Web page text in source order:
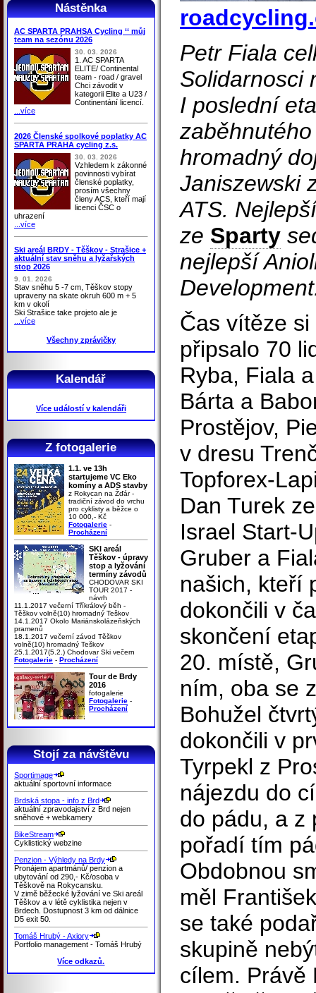
Nástěnka
AC SPARTA PRAHSA Cycling ‘‘ můj
team na sezónu 2026
30. 03. 2026
1. AC SPARTA
ELITE/ Continental
team - road / gravel
Chci závodit v
kategorii Elite a U23 /
Continentání licencí.
...více
2026 Členské spolkové poplatky AC
SPARTA PRAHA cycling z.s.
30. 03. 2026
Vzhledem k zákonné
povinnosti vybírat
členské poplatky,
prosím všechny
členy ACS, kteří mají
licenci ČSC o
uhrazení
...více
Ski areál BRDY - Těškov - Strašice +
aktuální stav sněhu a lyžařských
stop 2026
9. 01. 2026
Stav sněhu 5 -7 cm, Těškov stopy
upraveny na skate okruh 600 m + 5
km v okolí
Ski Strašice take projeto ale je
...více
Všechny zprávičky
Kalendář
Více událostí v kalendáři
Z fotogalerie
1.1. ve 13h
startujeme VC Eko
komíny a ADS stavby
z Rokycan na Žďár -
tradiční závod do vrchu
pro cyklisty a běžce o
10 000,- Kč
Fotogalerie -
Procházení
SKI areál
Těškov - úpravy
stop a lyžování
termíny závodů
CHODOVAR SKI
TOUR 2017 -
návrh
11.1.2017 večerní Tříkrálový běh -
Těškov volně(10) hromadný Teškov
14.1.2017 Okolo Mariánskolázeňských
pramenů
18.1.2017 večerní závod Těškov
volně(10) hromadný Teškov
25.1.2017(5.2.) Chodovar Ski večern
Fotogalerie - Procházení
Tour de Brdy
2016
fotogalerie
Fotogalerie -
Procházení
Stojí za návštěvu
Sportimage
aktuální sportovní informace
Brdská stopa - info z Brd
aktuální zpravodajství z Brd nejen
sněhové + webkamery
BikeStream
Cyklistický webzine
Penzion - Výhledy na Brdy
Pronájem apartmánů/ penzion a
ubytování od 290,- Kč/osoba v
Těškově na Rokycansku.
V zimě běžecké lyžování ve Ski areál
Těškov a v létě cyklistika nejen v
Brdech. Dostupnost 3 km od dálnice
D5 exit 50.
Tomáš Hrubý - Axiory
Portfolio management - Tomáš Hrubý
Více odkazů.
Petr Fiala
Solidarnosci
I poslední
hromadný
Janiszewski
ATS.
ze Sparty
nejlepší
Čas vítěze
připsalo 70
Ryba, Fiala
Bárta a
Prostějov,
v dresu
Topforex-
Dan Turek
Israel Start-
Gruber a
našich, kteří
dokončili v
skončení
20. místě,
ním, oba se
Bohužel
dokončili v
Tyrpekl z
nájezdu do
do pádu, a z
pořadí tím
Obdobnou
měl
se také
skupině
cílem. Právě